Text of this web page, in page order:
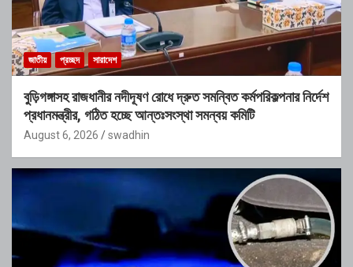
জাতীয় প্রচ্ছদ সারাদেশ
বুড়িগঙ্গাসহ রাজধানীর নদীদূষণ রোধে দ্রুত সমন্বিত কর্মপরিকল্পনার নির্দেশ
প্রধানমন্ত্রীর, গঠিত হচ্ছে আন্তঃসংস্থা সমন্বয় কমিটি
August 6, 2026 swadhin